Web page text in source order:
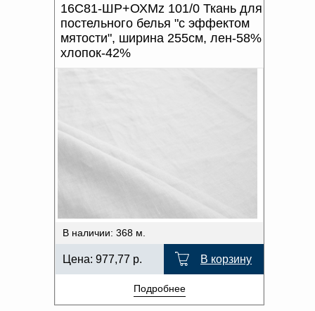
16С81-ШР+ОХМz 101/0 Ткань для
постельного белья "с эффектом
мятости", ширина 255см, лен-58%
хлопок-42%
В наличии: 368 м.
Цена: 977,77 р. В корзину
Подробнее